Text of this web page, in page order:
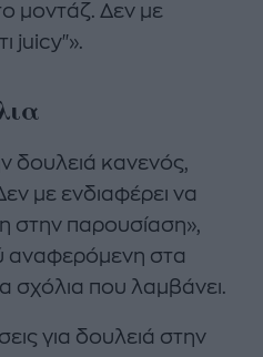
μοντάζ. Δεν με
juicy"».
δουλειά κανενός,
με ενδιαφέρει να
στην παρουσίαση»,
αναφερόμενη στα
σχόλια που λαμβάνει.
για δουλειά στην